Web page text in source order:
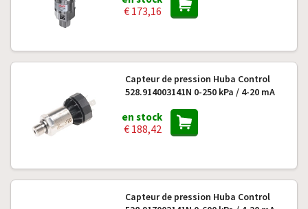
€ 173,16
Capteur de pression Huba Control
528.914003141N 0-250 kPa / 4-20 mA
en stock
€ 188,42
Capteur de pression Huba Control